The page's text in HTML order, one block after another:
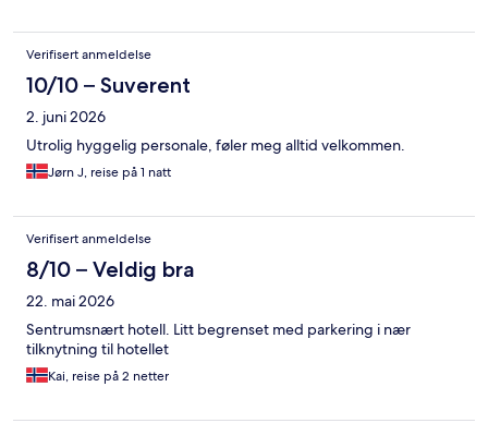
Verifisert anmeldelse
10/10 – Suverent
2. juni 2026
Utrolig hyggelig personale, føler meg alltid velkommen.
Jørn J, reise på 1 natt
Verifisert anmeldelse
8/10 – Veldig bra
22. mai 2026
Sentrumsnært hotell. Litt begrenset med parkering i nær
tilknytning til hotellet
Kai, reise på 2 netter